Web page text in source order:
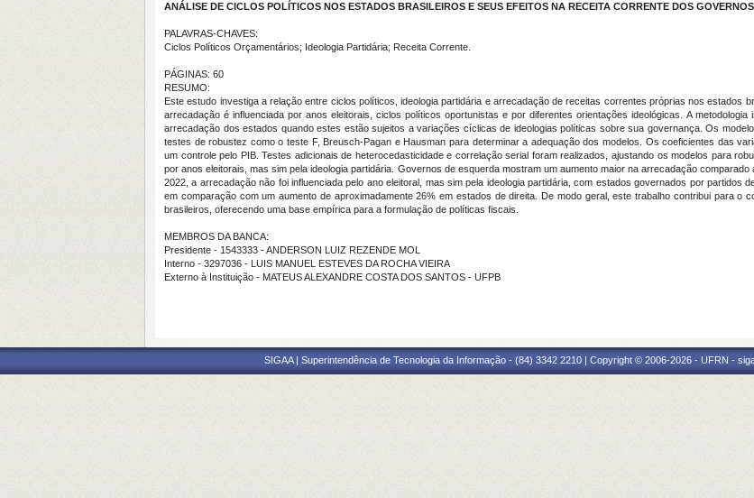
ANÁLISE DE CICLOS POLÍTICOS NOS ESTADOS BRASILEIROS E SEUS EFEITOS NA RECEITA CORRENTE DOS
PALAVRAS-CHAVES:
Ciclos Políticos Orçamentários; Ideologia Partidária; Receita Corrente.
PÁGINAS: 60
RESUMO:
Este estudo investiga a relação entre ciclos políticos, ideologia partidária e arrecadação de receitas correntes próprias nos estados
arrecadação é influenciada por anos eleitorais, ciclos políticos oportunistas e por diferentes orientações ideológicas. A
arrecadação dos estados quando estes estão sujeitos a variações cíclicas de ideologias políticas sobre sua governança. Os
testes de robustez como o teste F, Breusch-Pagan e Hausman para determinar a adequação dos modelos. Os coeficientes das
um controle pelo PIB. Testes adicionais de heterocedasticidade e correlação serial foram realizados, ajustando os modelos para
por anos eleitorais, mas sim pela ideologia partidária. Governos de esquerda mostram um aumento maior na arrecadação
2022, a arrecadação não foi influenciada pelo ano eleitoral, mas sim pela ideologia partidária, com estados governados por partidos
em comparação com um aumento de aproximadamente 26% em estados de direita. De modo geral, este trabalho contribui para o
brasileiros, oferecendo uma base empírica para a formulação de políticas fiscais.
MEMBROS DA BANCA:
Presidente - 1543333 - ANDERSON LUIZ REZENDE MOL
Interno - 3297036 - LUIS MANUEL ESTEVES DA ROCHA VIEIRA
Externo à Instituição - MATEUS ALEXANDRE COSTA DOS SANTOS - UFPB
SIGAA | Superintendência de Tecnologia da Informação - (84) 3342 2210 | Copyright © 2006-2026 - UFRN -